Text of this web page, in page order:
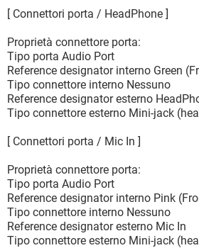
[ Connettori porta / HeadPhone ]
Proprietà connettore porta:
Tipo porta Audio Port
Reference designator interno Green
Tipo connettore interno Nessuno
Reference designator esterno
Tipo connettore esterno Mini-jack
[ Connettori porta / Mic In ]
Proprietà connettore porta:
Tipo porta Audio Port
Reference designator interno Pink
Tipo connettore interno Nessuno
Reference designator esterno Mic In
Tipo connettore esterno Mini-jack